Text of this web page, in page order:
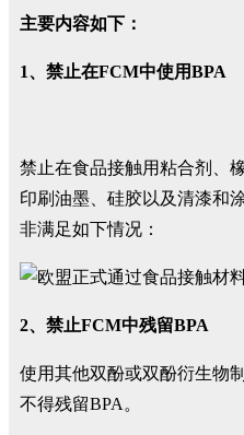
主要内容如下：
1、禁止在FCM中使用BPA
禁止在食品接触用粘合剂、
印刷油墨、硅胶以及清漆和
非满足如下情况：
2、禁止FCM中残留BPA
使用其他双酚或双酚衍生物
不得残留BPA。